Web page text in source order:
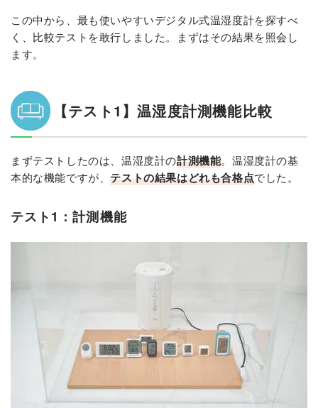
この中から、最も使いやすいデジタル式温湿度計を探すべ
く、比較テストを敢行しました。まずはその結果を照会し
ます。
【テスト1】温湿度計測機能比較
まずテストしたのは、温湿度計の計測機能。温湿度計の基
本的な機能ですが、テストの結果はどれも合格点でした。
テスト1：計測機能